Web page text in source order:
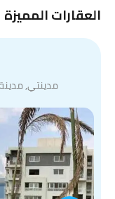
العقارات المميزة
مدينتي, مدينة